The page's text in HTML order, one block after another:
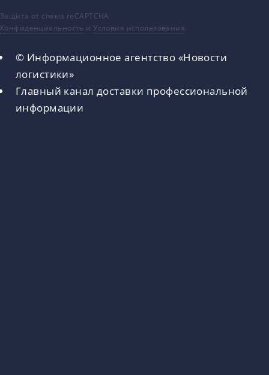
Защита от спама reCAPTCHA
Конфиденциальность иУсловия использования.
© Информационное агентство «Новости
логистики»
Главный канал доставки профессиональной
информации